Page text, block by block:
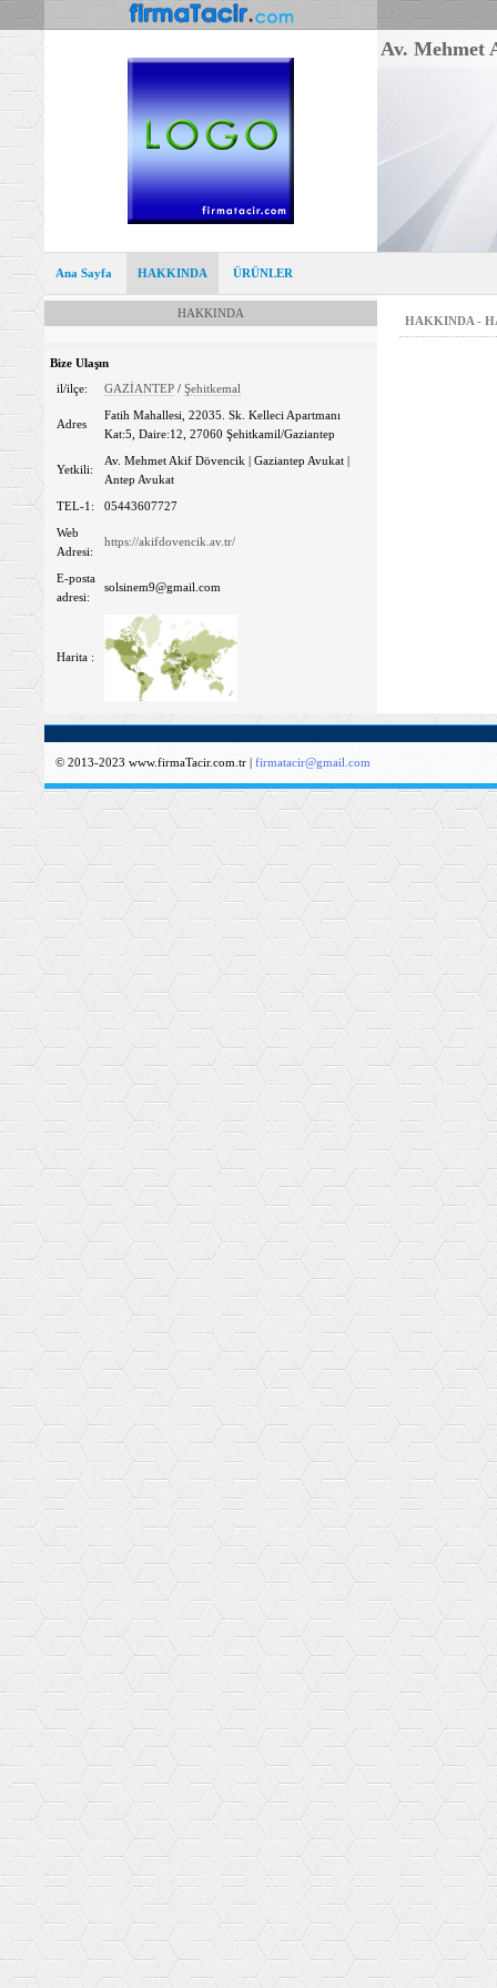
Av. Mehmet
Ana Sayfa HAKKINDA ÜRÜNLER
HAKKINDA
Bize Ulaşın
il/ilçe:
GAZİANTEP / Şehitkemal
Adres
Fatih Mahallesi, 22035. Sk. Kelleci Apartmanı
Kat:5, Daire:12, 27060 Şehitkamil/Gaziantep
Yetkili:
Av. Mehmet Akif Dövencik | Gaziantep Avukat |
Antep Avukat
TEL-1:
05443607727
Web
Adresi:
https://akifdovencik.av.tr/
E-posta
adresi:
solsinem9@gmail.com
Harita :
HAKKINDA -
© 2013-2023 www.firmaTacir.com.tr | firmatacir@gmail.com